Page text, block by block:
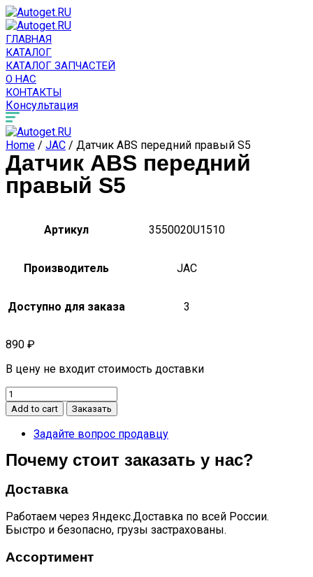
ГЛАВНАЯ
КАТАЛОГ
КАТАЛОГ ЗАПЧАСТЕЙ
О НАС
КОНТАКТЫ
Консультация
Home / JAC / Датчик ABS передний правый S5
Датчик ABS передний
правый S5
Артикул 3550020U1510
Производитель JAC
Доступно для заказа 3
890 ₽
В цену не входит стоимость доставки
Датчик
ABS
передний
правый
quantity
Add to cart Заказать
Задайте вопрос продавцу
Почему стоит заказать у нас?
Доставка
Работаем через Яндекс.Доставка по всей России.
Быстро и безопасно, грузы застрахованы.
Ассортимент